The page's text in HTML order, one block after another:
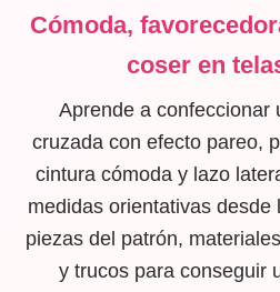
Cómoda,
coser en
Aprende a confeccionar
cruzada con efecto pareo,
cintura cómoda y lazo
medidas orientativas desde
piezas del patrón,
y trucos para conseguir